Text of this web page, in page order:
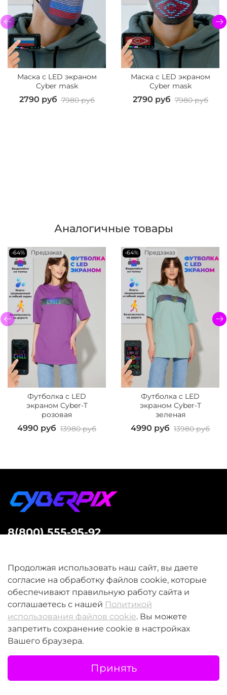
Маска с LED экраном
Cyber mask
2790 руб 7980 руб
Маска с LED экраном
Cyber mask
2790 руб 7980 руб
Аналогичные товары
-64% Предзаказ
Футболка c LED
экраном Cyber-T
розовая
4990 руб 13980 руб
-64% Предзаказ
Футболка c LED
экраном Cyber-T
зеленая
4990 руб 13980 руб
КОМПАНИЯ
ПРОДУКТЫ
8(800) 555-95-92
Продолжая использовать наш сайт, вы даете
согласие на обработку файлов cookie, которые
обеспечивают правильную работу сайта и
соглашаетесь с нашей Политикой
использования файлов cookie. Вы можете
запретить сохранение сookie в настройках
Вашего браузера.
Принять